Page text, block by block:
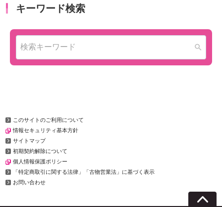
このサイトのご利用について
情報セキュリティ基本方針
サイトマップ
初期契約解除について
個人情報保護ポリシー
「特定商取引に関する法律」「古物営業法」に基づく表示
お問い合わせ